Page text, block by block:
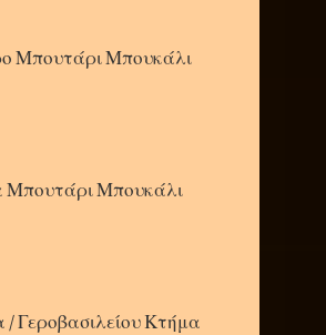
Μπουτάρι Μπουκάλι
Μπουτάρι Μπουκάλι
Γεροβασιλείου Κτήμα